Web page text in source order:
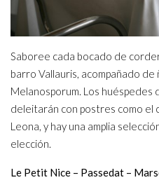
Saboree cada bocado de
barro Vallauris, acompañado
Melanosporum. Los
deleitarán con postres como el
Leona, y hay una amplia
elección.
Le Petit Nice – Passedat –